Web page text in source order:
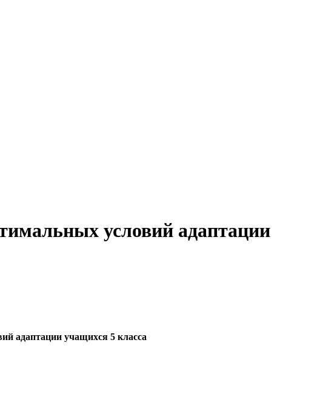
условий адаптации
адаптации учащихся 5 класса